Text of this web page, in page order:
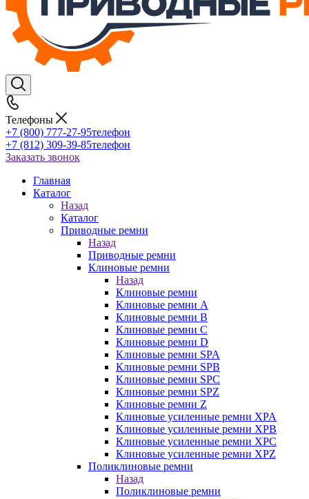
Телефоны
+7 (800) 777-27-95телефон
+7 (812) 309-39-85телефон
Заказать звонок
Главная
Каталог
Назад
Каталог
Приводные ремни
Назад
Приводные ремни
Клиновые ремни
Назад
Клиновые ремни
Клиновые ремни A
Клиновые ремни B
Клиновые ремни C
Клиновые ремни D
Клиновые ремни SPA
Клиновые ремни SPB
Клиновые ремни SPC
Клиновые ремни SPZ
Клиновые ремни Z
Клиновые усиленные ремни XPA
Клиновые усиленные ремни XPB
Клиновые усиленные ремни XPC
Клиновые усиленные ремни XPZ
Поликлиновые ремни
Назад
Поликлиновые ремни